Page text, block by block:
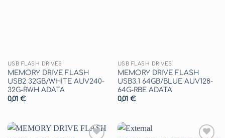
USB FLASH DRIVES
MEMORY DRIVE FLASH
USB2 32GB/WHITE AUV240-
32G-RWH ADATA
0,01 €
USB FLASH DRIVES
MEMORY DRIVE FLASH
USB3.1 64GB/BLUE AUV128-
64G-RBE ADATA
0,01 €